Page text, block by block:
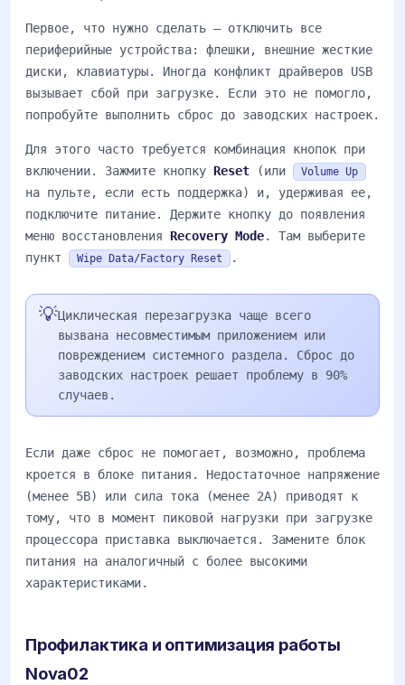
Первое, что нужно сделать — отключить все
периферийные устройства: флешки, внешние жесткие
диски, клавиатуры. Иногда конфликт драйверов USB
вызывает сбой при загрузке. Если это не помогло,
попробуйте выполнить сброс до заводских настроек.
Для этого часто требуется комбинация кнопок при
включении. Зажмите кнопку Reset (или Volume Up
на пульте, если есть поддержка) и, удерживая ее,
подключите питание. Держите кнопку до появления
меню восстановления Recovery Mode. Там выберите
пункт
Wipe Data/Factory Reset .
💡Циклическая перезагрузка чаще всего
вызвана несовместимым приложением или
повреждением системного раздела. Сброс до
заводских настроек решает проблему в 90%
случаев.
Если даже сброс не помогает, возможно, проблема
кроется в блоке питания. Недостаточное напряжение
(менее 5В) или сила тока (менее 2А) приводят к
тому, что в момент пиковой нагрузки при загрузке
процессора приставка выключается. Замените блок
питания на аналогичный с более высокими
характеристиками.
Профилактика и оптимизация работы
Nova02